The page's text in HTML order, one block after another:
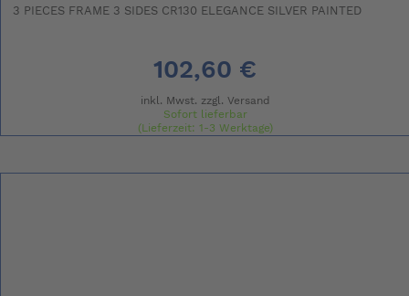
3 PIECES FRAME 3 SIDES CR130 ELEGANCE SILVER PAINTED
102,60 €
inkl. Mwst. zzgl. Versand
Sofort lieferbar
(Lieferzeit: 1-3 Werktage)